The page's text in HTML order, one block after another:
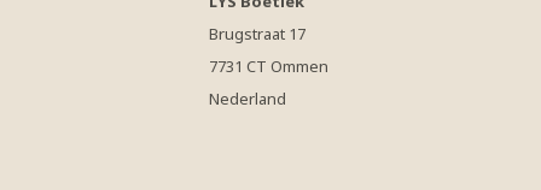
Brugstraat 17
7731 CT Ommen
Nederland